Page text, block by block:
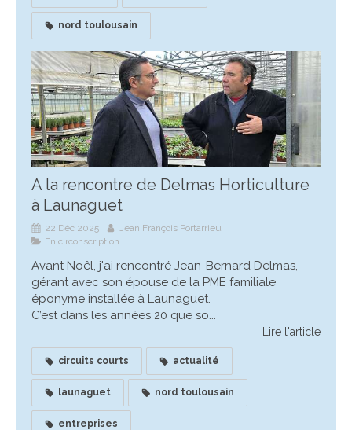
nord toulousain
A la rencontre de Delmas Horticulture
à Launaguet
22 Déc 2025
Jean François Portarrieu
En circonscription
Avant Noêl, j'ai rencontré Jean-Bernard Delmas,
gérant avec son épouse de la PME familiale
éponyme installée à Launaguet.
C’est dans les années 20 que so...
Lire l'article
circuits courts actualité
launaguet nord toulousain
entreprises